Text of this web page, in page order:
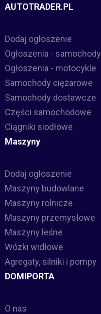
AUTOTRADER.PL
Dodaj ogłoszenie
Ogłoszenia - samochody
Ogłoszenia - motocykle
Samochody ciężarowe
Samochody dostawcze
Części samochodowe
Ciągniki siodłowe
Maszyny
Dodaj ogłoszenie
Maszyny budowlane
Maszyny rolnicze
Maszyny przemysłowe
Maszyny leśne
Wózki widłowe
Agregaty, silniki i pompy
DOMIPORTA
O nas